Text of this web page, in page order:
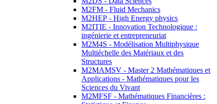
M2FM - Fluid Mechanics
M2HEP - High Energy physics
M2ITIE - Innovation Technologique :
ingénierie et entrepreneuriat
M2M4S - Modélisation Multiphysique
Multiéchelle des Matériaux et des
Structures
M2MAMSV - Master 2 Mathématiques et
Applications - Mathématiques pour les
Sciences du Vivant
M2MFSF - Mathématiques Financières :